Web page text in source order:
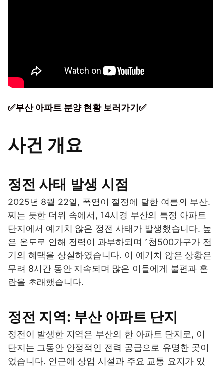
✅부산 아파트 분양 현황 보러가기✅
사건 개요
정전 사태 발생 시점
2025년 8월 22일, 폭염이 절정에 달한 여름의 부산.
찌는 듯한 더위 속에서, 14시경 부산의 특정 아파트
단지에서 예기치 않은 정전 사태가 발생했습니다. 높
은 온도로 인해 전력이 과부하되며 1천500가구가 전
기의 혜택을 상실하였습니다. 이 예기치 않은 상황은
무려 8시간 동안 지속되며 많은 이들에게 불편과 혼
란을 초래했습니다.
정전 지역: 부산 아파트 단지
정전이 발생한 지역은 부산의 한 아파트 단지로, 이
단지는 그동안 안정적인 전력 공급으로 유명한 곳이
었습니다. 인근에 상업 시설과 주요 교통 요지가 있